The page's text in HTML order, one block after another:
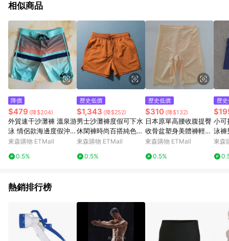
球嚴選、商城、專案商品、「草莓網」全館商品。 4. 如取消訂
回饋。 5. 點數回饋會扣除所有折扣優惠後之最終發票金額計算，
實際回饋請依LINE購物通知為主。 6. 訂單如有使用東森購物
ETMall站內之折扣優惠(包含但不限於東森幣、樂透金、東森現金
券等)，不具點數回饋資格。詳細請依東森購物ETMall之結帳頁面
顯示為準。 7. LINE購物設有「單一商品最高回饋點數」機制(特
殊活動時開放「回饋無上限」)，以同一訂單中同一商品不論件數
計算，並依訂單成立時間當下LINE購物所設定的回饋機制為準。
如顯示之商品規格、顏色、價位、贈品與東森購物ETMall銷售網
頁不符，以銷售網頁標示為準。 9. 若有贈點爭議，請務必於訂單
日期+180天以內至LINE購物客服洽詢；若超過180天(含)以上進
行申訴，恕無法贈點回饋。 10. 部分點數紅包僅限指定商品使
用，或不適用於無回饋商品。各點數紅包之適用商品與使用條件
請依點數紅包頁面規則為準。
相似商品
降價
$479 (降$204)
外貿速干沙灘褲 溫泉游
泳 情侶款海邊度假沖浪
褲夏季時尚休閑五分
東森購物 ETMall
0.5%
歷史低價
$1,343 (降$252)
男士沙灘褲度假可下水
休閑褲時尚百搭純色通
勤短褲居家三分褲男款
東森購物 ETMall
0.5%
歷史低價
$310 (降$132)
日本原單高腰收腹提臀
收骨盆塑身美體褲輕薄
無痕打底安全女士內褲
東森購物 ETMall
0.5%
歷
小可折扣
泳褲
閑保
東森
熱銷排行榜